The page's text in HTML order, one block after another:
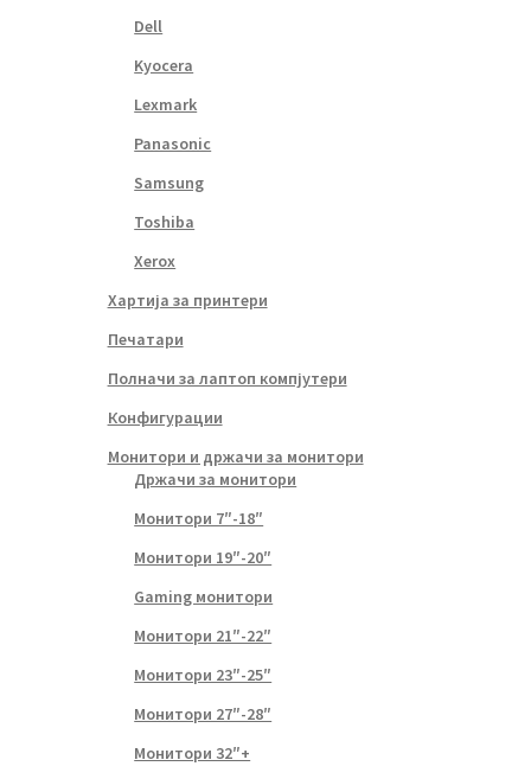
Dell
Kyocera
Lexmark
Panasonic
Samsung
Toshiba
Xerox
Хартија за принтери
Печатари
Полначи за лаптоп компјутери
Конфигурации
Монитори и држачи за монитори
Држачи за монитори
Монитори 7″-18″
Монитори 19″-20″
Gaming монитори
Монитори 21″-22″
Монитори 23″-25″
Монитори 27″-28″
Монитори 32″+